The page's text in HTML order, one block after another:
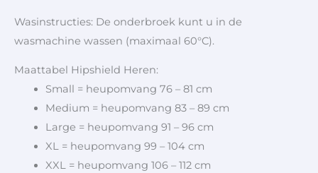
Wasinstructies: De onderbroek kunt u in de
wasmachine wassen (maximaal 60°C).
Maattabel Hipshield Heren:
Small = heupomvang 76 – 81 cm
Medium = heupomvang 83 – 89 cm
Large = heupomvang 91 – 96 cm
XL = heupomvang 99 – 104 cm
XXL = heupomvang 106 – 112 cm